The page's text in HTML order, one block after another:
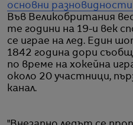
основни
Във Великобритания
те години на 19-и век
се играе на лед. Един
1842 година дори
по време на хокейна
около 20 участници,
канал.